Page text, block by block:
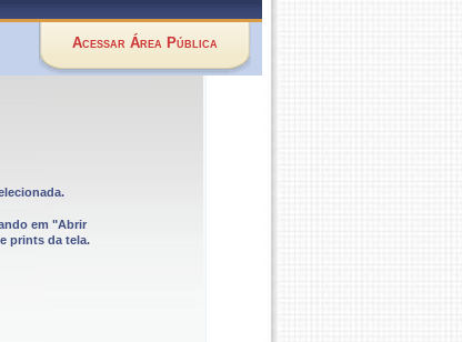
Acessar Área Pública
em "Abrir
prints da tela.